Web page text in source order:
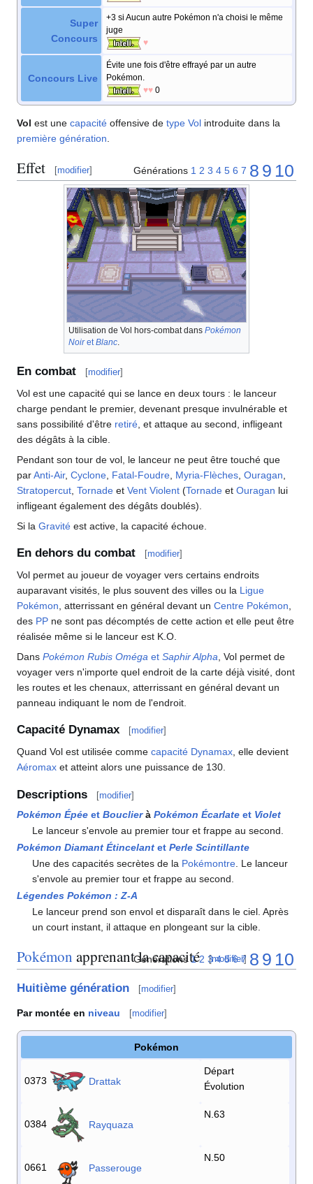
Super
Concours
+3 si Aucun autre Pokémon n'a choisi le même
juge
♥
Concours Live
Évite une fois d'être effrayé par un autre
Pokémon.
♥♥ 0
Vol est une capacité offensive de type Vol introduite dans la
première génération
Effet [modifier] Générations 1 2 3 4 5 6 7 8 9 10
Utilisation de Vol hors-combat dans Pokémon
NoiretBlanc.
En combat [modifier]
Vol est une capacité qui se lance en deux tours : le lanceur
charge pendant le premier, devenant presque invulnérable et
sans possibilité d'être retiré , et attaque au second, infligeant
des dégâts à la cible.
Pendant son tour de vol, le lanceur ne peut être touché que
parAnti-Air, Cyclone Fatal-Foudre Myria-Flèches Ouragan
Stratopercut Tornade et Vent Violent (Tornade et Ouragan lui
infligeant également des dégâts doublés).
Si la Gravité est active, la capacité échoue.
En dehors du combat [modifier]
Vol permet au joueur de voyager vers certains endroits
auparavant visités, le plus souvent des villes ou la Ligue
Pokémon , atterrissant en général devant un Centre Pokémon
des PP ne sont pas décomptés de cette action et elle peut être
réalisée même si le lanceur est K.O.
Dans Pokémon Rubis Oméga et Saphir Alpha , Vol permet de
voyager vers n'importe quel endroit de la carte déjà visité, dont
les routes et les chenaux, atterrissant en général devant un
panneau indiquant le nom de l'endroit.
Capacité Dynamax [modifier]
Quand Vol est utilisée comme capacité Dynamax, elle devient
Aéromax et atteint alors une puissance de 130.
Descriptions [modifier]
Pokémon Épée et Bouclierà Pokémon Écarlate et Violet
Le lanceur s'envole au premier tour et frappe au second.
Pokémon Diamant Étincelant et Perle Scintillante
Une des capacités secrètes de la Pokémontre . Le lanceur
s'envole au premier tour et frappe au second.
Légendes Pokémon : Z-A
Le lanceur prend son envol et disparaît dans le ciel. Après
un court instant, il attaque en plongeant sur la cible.
Pokémon apprenant la capacité [modifier]
Générations 1 2 3 4 5 6 7 8 9 10
Huitième génération [modifier]
Par montée en niveau [modifier]
Pokémon
0373 Drattak
Départ
Évolution
0384 Rayquaza
N.63
0661 Passerouge
N.50